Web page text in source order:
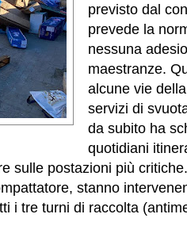
previsto dal
prevede la
nessuna
maestranze.
alcune vie
servizi di
da subito ha
quotidiani
sulle postazioni più
stanno
i tre turni di raccolta